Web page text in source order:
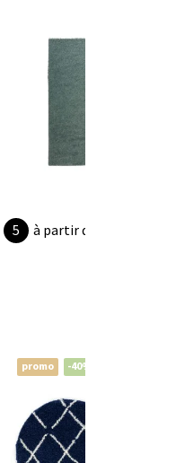
à partir de
promo -40%